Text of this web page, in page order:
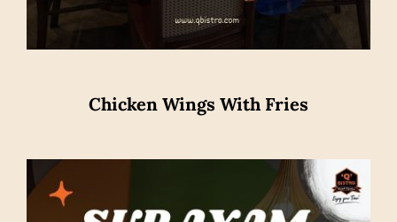
Chicken Wings With Fries